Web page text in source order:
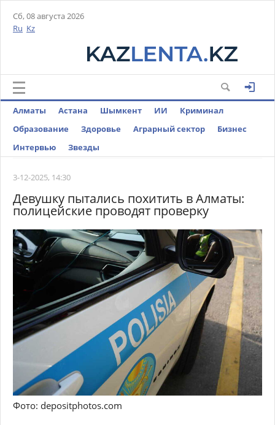
Сб, 08 августа 2026
Ru Kz
Алматы Астана Шымкент ИИ
Криминал
Образование
Здоровье Аграрный сектор
Бизнес
Интервью
Звезды
3-12-2025, 14:30
Девушку пытались похитить в Алматы:
полицейские проводят проверку
Фото: depositphotos.com